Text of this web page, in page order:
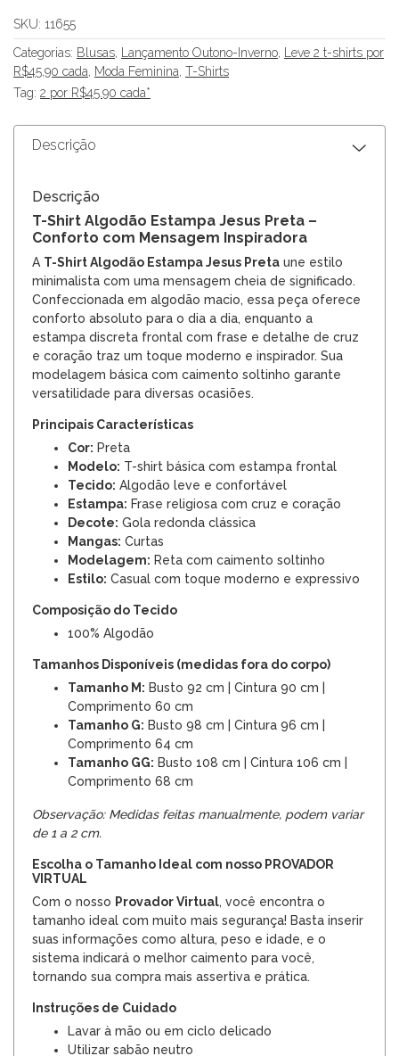
SKU: 11655
Categorias: Blusas, Lançamento Outono-Inverno, Leve 2 t-shirts por
R$45,90 cada, Moda Feminina, T-Shirts
Tag: 2 por R$45.90 cada*
Descrição
Descrição
T-Shirt Algodão Estampa Jesus Preta –
Conforto com Mensagem Inspiradora
A T-Shirt Algodão Estampa Jesus Preta une estilo
minimalista com uma mensagem cheia de significado.
Confeccionada em algodão macio, essa peça oferece
conforto absoluto para o dia a dia, enquanto a
estampa discreta frontal com frase e detalhe de cruz
e coração traz um toque moderno e inspirador. Sua
modelagem básica com caimento soltinho garante
versatilidade para diversas ocasiões.
Principais Características
Cor: Preta
Modelo: T-shirt básica com estampa frontal
Tecido: Algodão leve e confortável
Estampa: Frase religiosa com cruz e coração
Decote: Gola redonda clássica
Mangas: Curtas
Modelagem: Reta com caimento soltinho
Estilo: Casual com toque moderno e expressivo
Composição do Tecido
100% Algodão
Tamanhos Disponíveis (medidas fora do corpo)
Tamanho M: Busto 92 cm | Cintura 90 cm |
Comprimento 60 cm
Tamanho G: Busto 98 cm | Cintura 96 cm |
Comprimento 64 cm
Tamanho GG: Busto 108 cm | Cintura 106 cm |
Comprimento 68 cm
Observação: Medidas feitas manualmente, podem variar
de 1 a 2 cm.
Escolha o Tamanho Ideal com nosso PROVADOR
VIRTUAL
Com o nosso Provador Virtual, você encontra o
tamanho ideal com muito mais segurança! Basta inserir
suas informações como altura, peso e idade, e o
sistema indicará o melhor caimento para você,
tornando sua compra mais assertiva e prática.
Instruções de Cuidado
Lavar à mão ou em ciclo delicado
Utilizar sabão neutro